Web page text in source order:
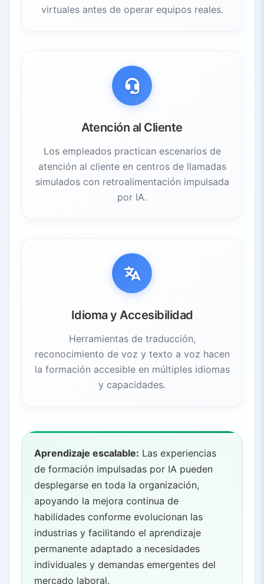
virtuales antes de operar equipos reales.
Atención al Cliente
Los empleados practican escenarios de
atención al cliente en centros de llamadas
simulados con retroalimentación impulsada
por IA.
Idioma y Accesibilidad
Herramientas de traducción,
reconocimiento de voz y texto a voz hacen
la formación accesible en múltiples idiomas
y capacidades.
Aprendizaje escalable: Las experiencias
de formación impulsadas por IA pueden
desplegarse en toda la organización,
apoyando la mejora continua de
habilidades conforme evolucionan las
industrias y facilitando el aprendizaje
permanente adaptado a necesidades
individuales y demandas emergentes del
mercado laboral.